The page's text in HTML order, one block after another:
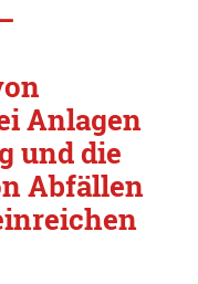
Anlagen
und die
Abfällen